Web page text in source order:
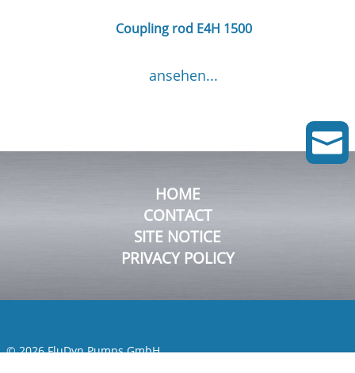
Coupling rod E4H 1500
ansehen...
HOME
CONTACT
SITE NOTICE
PRIVACY POLICY
© 2026 FluDyn Pumps GmbH
